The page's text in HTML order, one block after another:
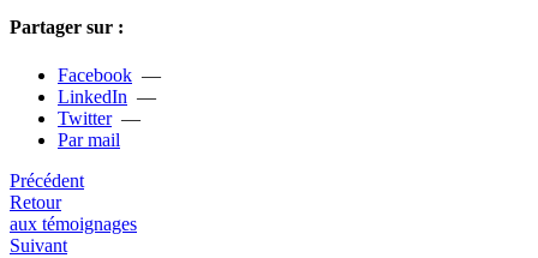
Partager sur :
Facebook —
LinkedIn —
Twitter—
Par mail
Précédent
Retour
aux témoignages
Suivant